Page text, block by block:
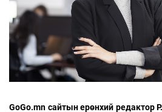
GoGo.mn сайтын ерөнхий редактор